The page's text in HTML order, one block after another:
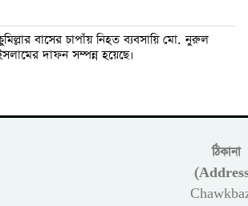
বাসের চাপাঁয় নিহত ব্যবসায়ি মো. নুরুল
দাফন সম্পন্ন হয়েছে।
ঠিকানা